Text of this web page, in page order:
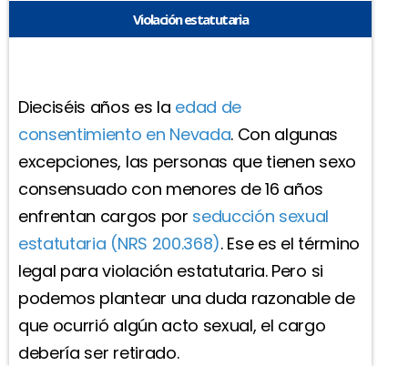
Violación estatutaria
Dieciséis años es la edad de
consentimiento en Nevada. Con algunas
excepciones, las personas que tienen sexo
consensuado con menores de 16 años
enfrentan cargos por seducción sexual
estatutaria (NRS 200.368). Ese es el término
legal para violación estatutaria. Pero si
podemos plantear una duda razonable de
que ocurrió algún acto sexual, el cargo
debería ser retirado.